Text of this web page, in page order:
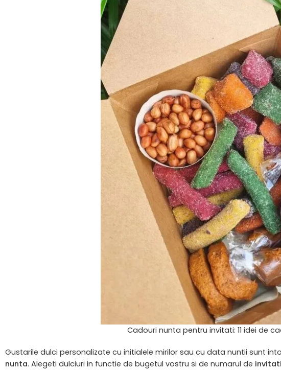
Cadouri nunta pentru invitati: 11 idei de
Gustarile dulci personalizate cu initialele mirilor sau cu data nuntii sunt
nunta. Alegeti dulciuri in functie de bugetul vostru si de numarul de invitati